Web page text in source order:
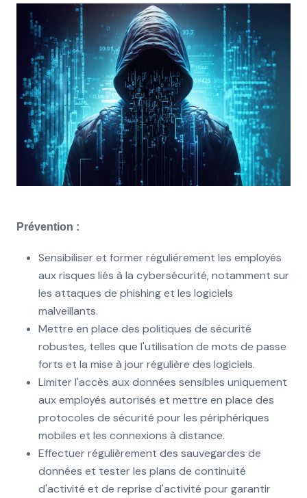
Prévention :
Sensibiliser et former régulièrement les employés
aux risques liés à la cybersécurité, notamment sur
les attaques de phishing et les logiciels
malveillants.
Mettre en place des politiques de sécurité
robustes, telles que l'utilisation de mots de passe
forts et la mise à jour régulière des logiciels.
Limiter l'accès aux données sensibles uniquement
aux employés autorisés et mettre en place des
protocoles de sécurité pour les périphériques
mobiles et les connexions à distance.
Effectuer régulièrement des sauvegardes de
données et tester les plans de continuité
d'activité et de reprise d'activité pour garantir